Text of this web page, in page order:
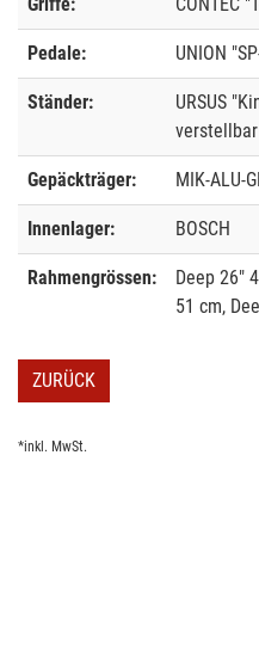
Pedale: UNION
Ständer:
URSUS
verstellbar
Gepäckträger: MIK-ALU-
Innenlager: BOSCH
Rahmengrössen:
Deep 26"
51 cm,
ZURÜCK
*inkl. MwSt.